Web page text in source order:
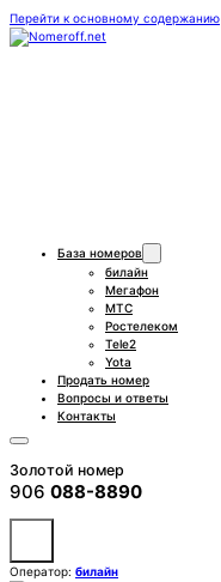
Перейти к основному содержанию
База номеров
билайн
Мегафон
МТС
Ростелеком
Tele2
Yota
Продать номер
Вопросы и ответы
Контакты
Золотой номер
906 088-8890
Оператор: билайн